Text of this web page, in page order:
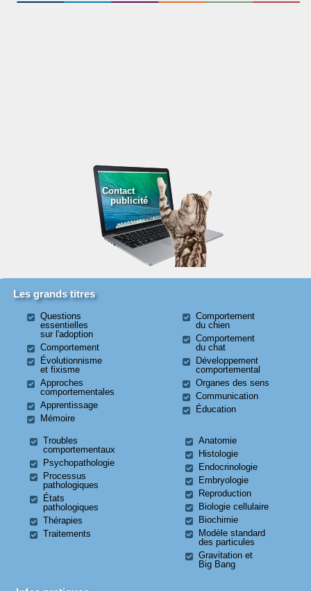
Contact
publicité
Les grands titres
Questions
essentielles
sur l'adoption
Comportement
Évolutionnisme
et fixisme
Approches
comportementales
Apprentissage
Mémoire
Comportement
du chien
Comportement
du chat
Développement
comportemental
Organes des sens
Communication
Éducation
Troubles
comportementaux
Psychopathologie
Processus
pathologiques
États
pathologiques
Thérapies
Traitements
Anatomie
Histologie
Endocrinologie
Embryologie
Reproduction
Biologie cellulaire
Biochimie
Modèle standard
des particules
Gravitation et
Big Bang